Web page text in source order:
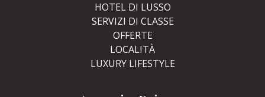
HOTEL DI LUSSO
SERVIZI DI CLASSE
OFFERTE
LOCALITÀ
LUXURY LIFESTYLE